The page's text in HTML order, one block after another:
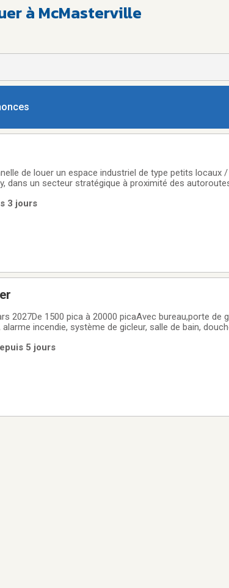
à McMasterville
de louer un espace industriel de type petits locaux
dans un secteur stratégique à proximité des
3 jours
2027De 1500 pica à 20000 picaAvec bureau,porte de
incendie, système de gicleur, salle de bain,
5 jours